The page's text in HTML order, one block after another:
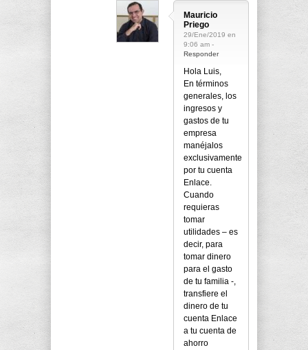
Mauricio
Priego
29/Ene/2019 en
9:06 am -
Responder
Hola Luis,
En términos
generales, los
ingresos y
gastos de tu
empresa
manéjalos
exclusivamente
por tu cuenta
Enlace.
Cuando
requieras
tomar
utilidades – es
decir, para
tomar dinero
para el gasto
de tu familia -,
transfiere el
dinero de tu
cuenta Enlace
a tu cuenta de
ahorro